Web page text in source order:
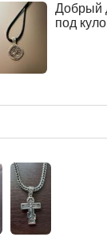
Добрый
под